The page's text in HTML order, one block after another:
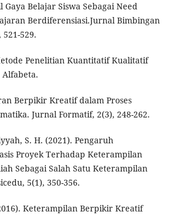
Belajar Siswa Sebagai Need
Berdiferensiasi.Jurnal Bimbingan
529.
Penelitian Kuantitatif Kualitatif
Alfabeta.
Berpikir Kreatif dalam Proses
Jurnal Formatif, 2(3), 248-262.
S. H. (2021). Pengaruh
Proyek Terhadap Keterampilan
Sebagai Salah Satu Keterampilan
5(1), 350-356.
Keterampilan Berpikir Kreatif